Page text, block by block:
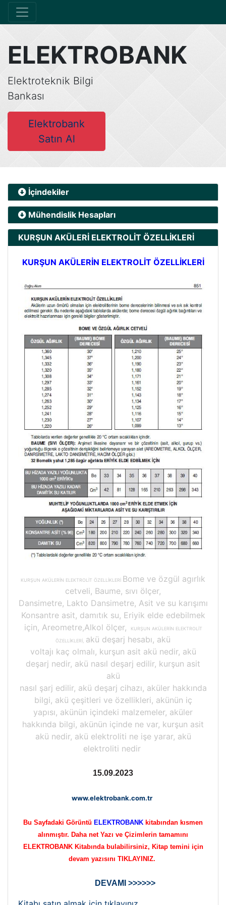
ELEKTROBANK
Elektroteknik Bilgi
Bankası
Elektrobank
Satın Al
İçindekiler
Mühendislik Hesapları
KURŞUN AKÜLERİ ELEKTROLİT ÖZELLİKLERİ
KURŞUN AKÜLERİN ELEKTROLİT ÖZELLİKLERİ
KURŞUN AKÜLERİN ELEKTROLİT ÖZELLİKLERİ Bome ve özgül agırlık
cetveli, Baume, sıvı ölçer,
Dansimetre, Lakto Dansimetre, Asit ve su karışımı
Konsantre asit, damıtık su, Eriyik elde edebilmek
için, Areometre,Alkol ölçer,
KURŞUN AKÜLERİN ELEKTROLİT
ÖZELLİKLERİ, akü deşarj hesabı, akü
voltajı kaç olmalı, kurşun asit akü nedir, akü
deşarj nedir, akü nasıl deşarj edilir, kurşun asit
akü
nasıl şarj edilir, akü deşarj cihazı, aküler hakkında
bilgi, akü çeşitleri ve özellikleri, akünün iç
yapısı, akünün içindeki malzemeler, aküler
hakkında bilgi, akünün içinde ne var, kurşun asit
akü nedir, akü elektroliti ne işe yarar, akü
elektroliti nedir
15.09.2023
www.elektrobank.com.tr
Bu Sayfadaki Görüntü ELEKTROBANK kitabından kısmen
alınmıştır. Daha net Yazı ve Çizimlerin tamamını
ELEKTROBANK Kitabında bulabilirsiniz, Kitap temini için
devam yazısını TIKLAYINIZ.
DEVAMI >>>>>>